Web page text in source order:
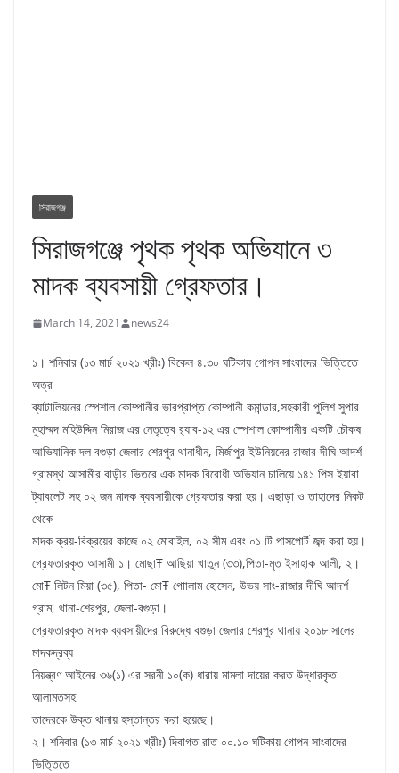
সিরাজগঞ্জ
সিরাজগঞ্জে পৃথক পৃথক অভিযানে ৩
মাদক ব্যবসায়ী গ্রেফতার।
March 14, 2021 news24
১। শনিবার (১৩ মার্চ ২০২১ খ্রীঃ) বিকেল ৪.৩০ ঘটিকায় গোপন সাংবাদের ভিত্তিতে
অত্র
ব্যাটালিয়নের স্পেশাল কোম্পানীর ভারপ্রাপ্ত কোম্পানী কমান্ডার,সহকারী পুলিশ সুপার
মুহাম্মদ মহিউদ্দিন মিরাজ এর নেতৃত্বে র‌্যাব-১২ এর স্পেশাল কোম্পানীর একটি চৌকষ
আভিযানিক দল বগুড়া জেলার শেরপুর থানাধীন, মির্জাপুর ইউনিয়নের রাজার দীঘি আদর্শ
গ্রামস্থ আসামীর বাড়ীর ভিতরে এক মাদক বিরোধী অভিযান চালিয়ে ১৪১ পিস ইয়াবা
ট্যাবলেট সহ ০২ জন মাদক ব্যবসায়ীকে গ্রেফতার করা হয়। এছাড়া ও তাহাদের নিকট
থেকে
মাদক ক্রয়-বিক্রয়ের কাজে ০২ মোবাইল, ০২ সীম এবং ০১ টি পাসপোর্ট জব্দ করা হয়।
গ্রেফতারকৃত আসামী ১। মোছাŦ আছিয়া খাতুন (৩৩),পিতা-মৃত ইসাহাক আলী, ২।
মোŦ লিটন মিয়া (৩৫), পিতা- মোŦ গোালাম হোসেন, উভয় সাং-রাজার দীঘি আদর্শ
গ্রাম, থানা-শেরপুর, জেলা-বগুড়া।
গ্রেফতারকৃত মাদক ব্যবসায়ীদের বিরুদ্ধে বগুড়া জেলার শেরপুর থানায় ২০১৮ সালের
মাদকদ্রব্য
নিয়ন্ত্রণ আইনের ৩৬(১) এর সরনী ১০(ক) ধারায় মামলা দায়ের করত উদ্ধারকৃত
আলামতসহ
তাদেরকে উক্ত থানায় হস্তান্তর করা হয়েছে।
২। শনিবার (১৩ মার্চ ২০২১ খ্রীঃ) দিবাগত রাত ০০.১০ ঘটিকায় গোপন সাংবাদের
ভিত্তিতে